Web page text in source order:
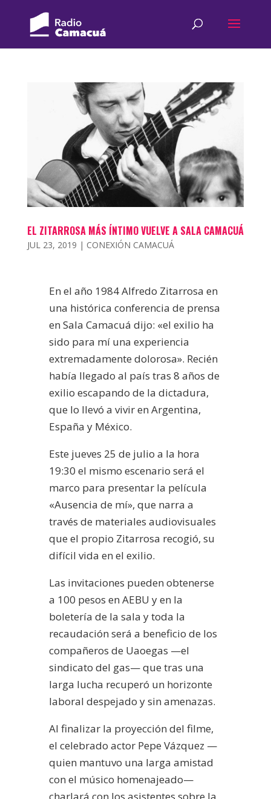
EL ZITARROSA MÁS ÍNTIMO VUELVE A SALA CAMACUÁ
JUL 23, 2019 | CONEXIÓN CAMACUÁ
En el año 1984 Alfredo Zitarrosa en
una histórica conferencia de prensa
en Sala Camacuá dijo: «el exilio ha
sido para mí una experiencia
extremadamente dolorosa». Recién
había llegado al país tras 8 años de
exilio escapando de la dictadura,
que lo llevó a vivir en Argentina,
España y México.
Este jueves 25 de julio a la hora
19:30 el mismo escenario será el
marco para presentar la película
«Ausencia de mí», que narra a
través de materiales audiovisuales
que el propio Zitarrosa recogió, su
difícil vida en el exilio.
Las invitaciones pueden obtenerse
a 100 pesos en AEBU y en la
boletería de la sala y toda la
recaudación será a beneficio de los
compañeros de Uaoegas —el
sindicato del gas— que tras una
larga lucha recuperó un horizonte
laboral despejado y sin amenazas.
Al finalizar la proyección del filme,
el celebrado actor Pepe Vázquez —
quien mantuvo una larga amistad
con el músico homenajeado—
charlará con los asistentes sobre la